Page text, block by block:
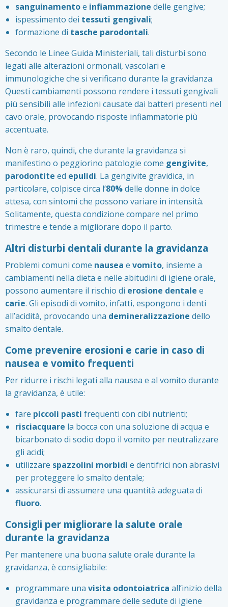
sanguinamentoe infiammazione delle gengive;
ispessimento dei tessuti gengivali;
formazione di tasche parodontali.
Secondo le Linee Guida Ministeriali, tali disturbi sono
legati alle alterazioni ormonali, vascolari e
immunologiche che si verificano durante la gravidanza.
Questi cambiamenti possono rendere i tessuti gengivali
più sensibili alle infezioni causate dai batteri presenti nel
cavo orale, provocando risposte infiammatorie più
accentuate.
Non è raro, quindi, che durante la gravidanza si
manifestino o peggiorino patologie come gengivite,
parodontite ed epulidi. La gengivite gravidica, in
particolare, colpisce circa l’80%delle donne in dolce
attesa, con sintomi che possono variare in intensità.
Solitamente, questa condizione compare nel primo
trimestre e tende a migliorare dopo il parto.
Altri disturbi dentali durante la gravidanza
Problemi comuni come nausea e vomito, insieme a
cambiamenti nella dieta e nelle abitudini di igiene orale,
possono aumentare il rischio di erosione dentale e
carie. Gli episodi di vomito, infatti, espongono i denti
all’acidità, provocando una demineralizzazione dello
smalto dentale.
Come prevenire erosioni e carie in caso di
nausea e vomito frequenti
Per ridurre i rischi legati alla nausea e al vomito durante
la gravidanza, è utile:
fare piccoli pasti frequenti con cibi nutrienti;
risciacquare la bocca con una soluzione di acqua e
bicarbonato di sodio dopo il vomito per neutralizzare
gli acidi;
utilizzare spazzolini morbidi e dentifrici non abrasivi
per proteggere lo smalto dentale;
assicurarsi di assumere una quantità adeguata di
fluoro.
Consigli per migliorare la salute orale
durante la gravidanza
Per mantenere una buona salute orale durante la
gravidanza, è consigliabile:
programmare una visita odontoiatrica all’inizio della
gravidanza e programmare delle sedute di igiene